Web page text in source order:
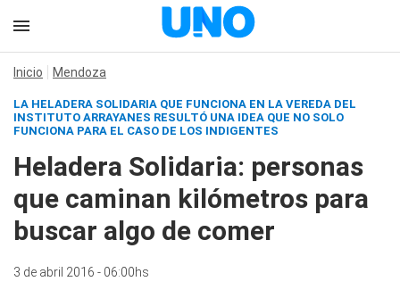
Inicio Mendoza
LA HELADERA SOLIDARIA QUE FUNCIONA EN LA VEREDA DEL
INSTITUTO ARRAYANES RESULTÓ UNA IDEA QUE NO SOLO
FUNCIONA PARA EL CASO DE LOS INDIGENTES
Heladera Solidaria: personas
que caminan kilómetros para
buscar algo de comer
3 de abril 2016 - 06:00hs